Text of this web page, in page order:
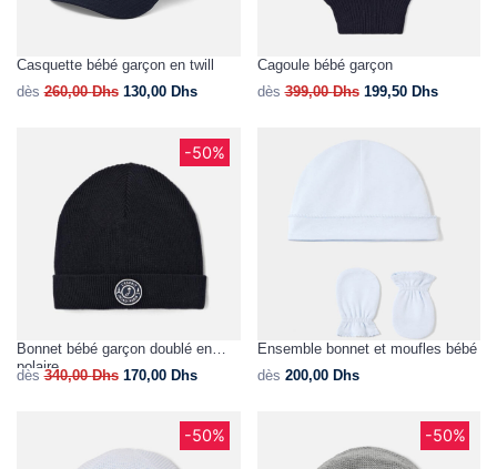
Casquette bébé garçon en twill
dès 260,00Dhs 130,00 Dhs
Cagoule bébé garçon
dès 399,00Dhs 199,50 Dhs
-50%
Bonnet bébé garçon doublé en
polaire
dès 340,00Dhs 170,00 Dhs
Ensemble bonnet et moufles bébé
dès 200,00 Dhs
-50% -50%